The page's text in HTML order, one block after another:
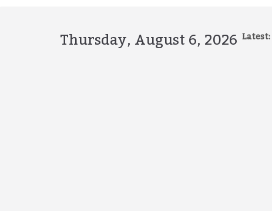
Thursday, August 6, 2026 Latest: